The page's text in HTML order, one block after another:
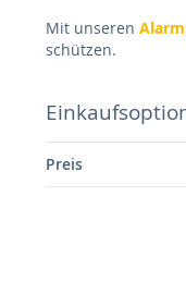
Mit unseren
schützen.
Preis